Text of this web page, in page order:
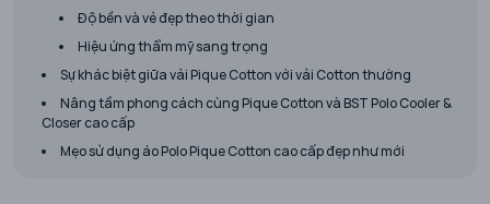
Độ bền và vẻ đẹp theo thời gian
Hiệu ứng thẩm mỹ sang trọng
Sự khác biệt giữa vải Pique Cotton với vải Cotton thường
Nâng tầm phong cách cùng Pique Cotton và BST Polo Cooler &
Closer cao cấp
Mẹo sử dụng áo Polo Pique Cotton cao cấp đẹp như mới